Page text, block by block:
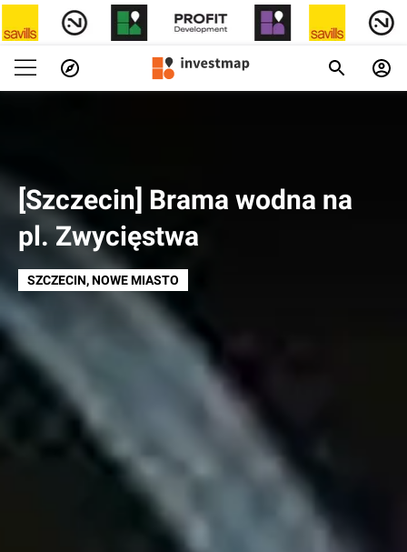
[Szczecin] Brama wodna na
pl. Zwycięstwa
SZCZECIN, NOWE MIASTO